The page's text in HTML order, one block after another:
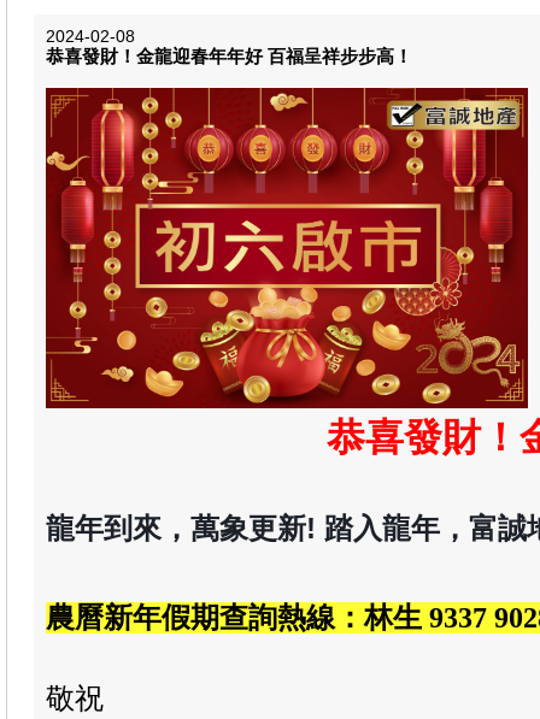
2024-02-08
恭喜發財！金龍迎春年年好 百福呈祥步步高！
恭喜發財！
龍年到來 ， 萬象更新! 踏入龍年 ， 富誠
農曆新年假期查詢熱線：林生 9337
敬祝